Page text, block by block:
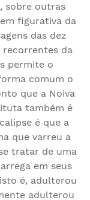
sobre outras
figurativa da
das dez
recorrentes da
permite o
comum o
que a Noiva
também é
é que a
que varreu a
tratar de uma
em seus
é, adulterou
adulterou